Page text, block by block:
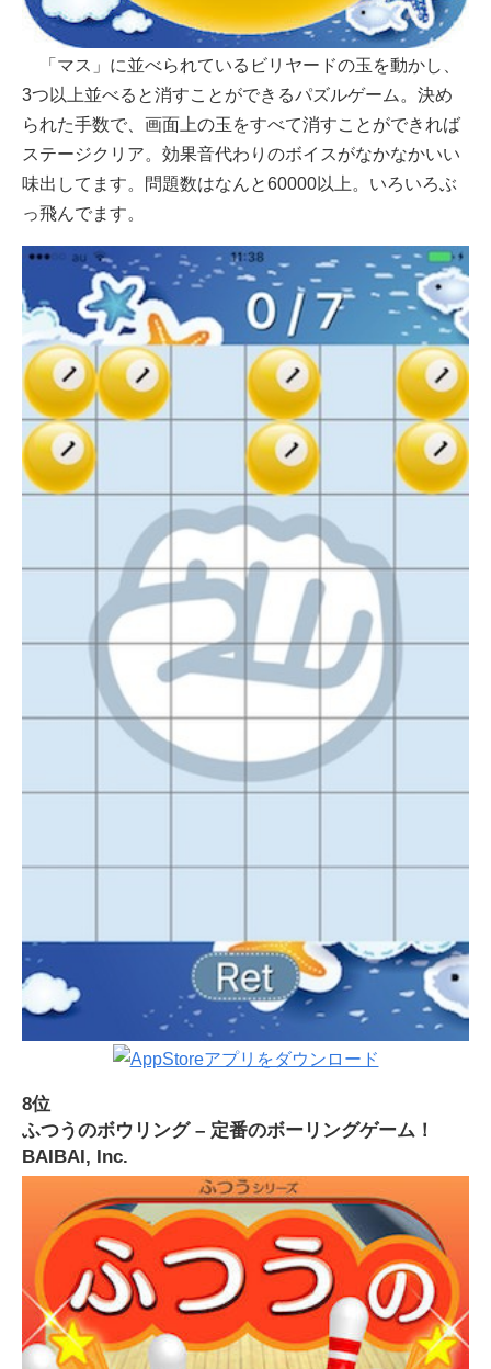
「マス」に並べられているビリヤードの玉を動かし、
3つ以上並べると消すことができるパズルゲーム。決め
られた手数で、画面上の玉をすべて消すことができれば
ステージクリア。効果音代わりのボイスがなかなかいい
味出してます。問題数はなんと60000以上。いろいろぶ
っ飛んでます。
8位
ふつうのボウリング – 定番のボーリングゲーム！
BAIBAI, Inc.